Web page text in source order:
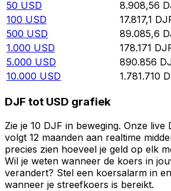
50 USD 8.908,56
100 USD 17.817,1
500 USD 89.085,6
1.000 USD 178.171
5.000 USD 890.856
10.000 USD 1.781.710
DJF tot USD grafiek
Zie je 10 DJF in beweging. Onze
volgt 12 maanden aan realtime
precies zien hoeveel je geld op elk
Wil je weten wanneer de koers in
verandert? Stel een koersalarm in
wanneer je streefkoers is bereikt.